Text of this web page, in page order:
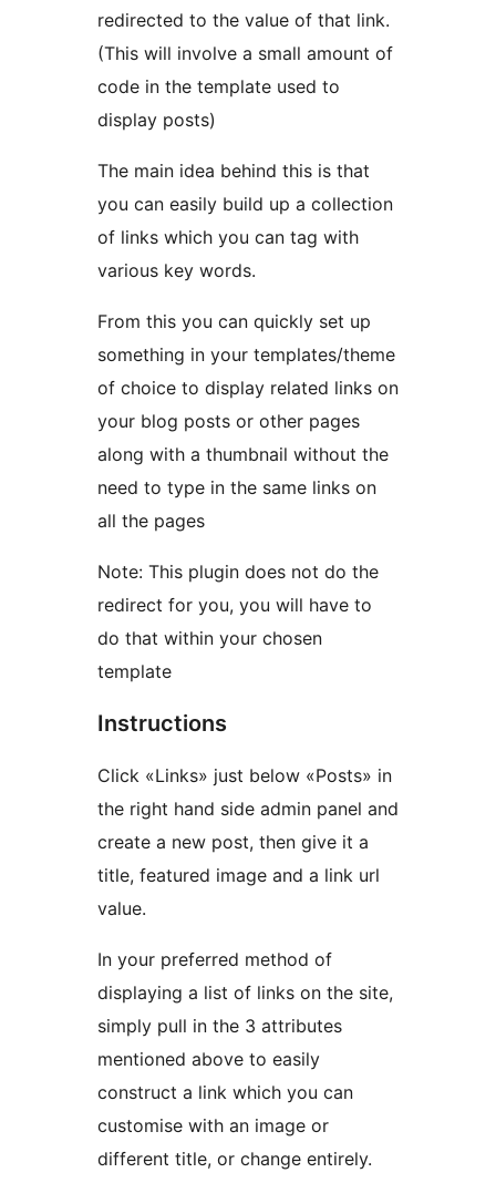
redirected to the value of that link.
(This will involve a small amount of
code in the template used to
display posts)
The main idea behind this is that
you can easily build up a collection
of links which you can tag with
various key words.
From this you can quickly set up
something in your templates/theme
of choice to display related links on
your blog posts or other pages
along with a thumbnail without the
need to type in the same links on
all the pages
Note: This plugin does not do the
redirect for you, you will have to
do that within your chosen
template
Instructions
Click «Links» just below «Posts» in
the right hand side admin panel and
create a new post, then give it a
title, featured image and a link url
value.
In your preferred method of
displaying a list of links on the site,
simply pull in the 3 attributes
mentioned above to easily
construct a link which you can
customise with an image or
different title, or change entirely.